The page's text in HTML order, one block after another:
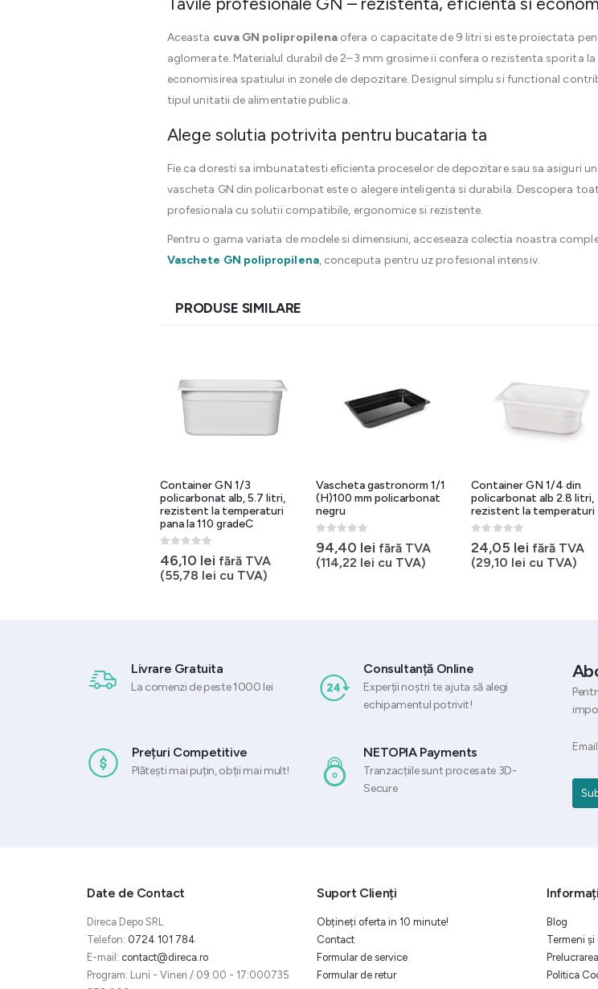
Aceasta cuva GN polipropilena ofera o capacitate de 9 litri si este proiectata
aglomerate. Materialul durabil de 2–3 mm grosime ii confera o rezistenta sporita
economisirea spatiului in zonele de depozitare. Designul simplu si functional
tipul unitatii de alimentatie publica.
Alege solutia potrivita pentru bucataria ta
Fie ca doresti sa imbunatatesti eficienta proceselor de depozitare sau sa asiguri
vascheta GN din policarbonat este o alegere inteligenta si durabila. Descopera
profesionala cu solutii compatibile, ergonomice si rezistente.
Pentru o gama variata de modele si dimensiuni, acceseaza colectia noastra
Vaschete GN polipropilena, conceputa pentru uz profesional intensiv.
PRODUSE SIMILARE
Container GN 1/3
policarbonat alb, 5.7 litri,
rezistent la temperaturi
pana la 110 gradeC
0out of 5
46,10 lei fără TVA
(55,78 lei cu TVA)
Vascheta gastronorm 1/1
(H)100 mm policarbonat
negru
0out of 5
94,40 lei fără TVA
(114,22 lei cu TVA)
Container GN 1/4 din
policarbonat alb 2.8 litri,
rezistent la temperaturi
0out of 5
24,05 lei fără TVA
(29,10 lei cu TVA)
Livrare Gratuita
La comenzi de peste 1000 lei
Consultanță Online
Experții noștri te ajuta să alegi
echipamentul potrivit!
Prețuri Competitive
Plătești mai puțin, obții mai mult!
NETOPIA Payments
Tranzacțiile sunt procesate 3D-
Secure
Date de Contact
Direca Depo SRL
Telefon: 0724 101 784
E-mail: contact@direca.ro
Program: Luni - Vineri / 09:00 - 17:000735
Suport Clienți
Obțineți oferta in 10 minute!
Contact
Formular de service
Formular de retur
Blog
Termeni
Politica